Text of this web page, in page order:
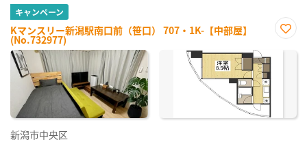
キャンペーン
Kマンスリー新潟駅南口前（笹口） 707・1K-【中部屋】
(No.732977)
に入
新潟市中央区